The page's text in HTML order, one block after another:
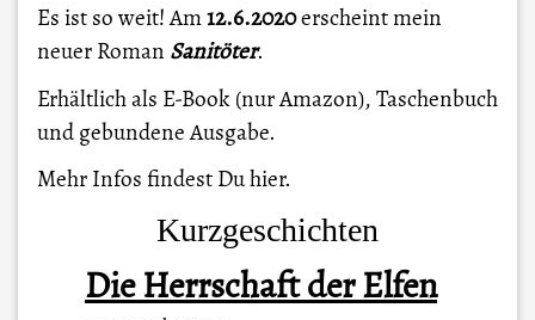
Es ist so weit! Am12.6.2020erscheint mein
neuer Roman Sanitöter.
Erhältlich als E-Book (nur Amazon), Taschenbuch
und gebundene Ausgabe.
Mehr Infos findest Duhier.
Kurzgeschichten
Die Herrschaft der Elfen